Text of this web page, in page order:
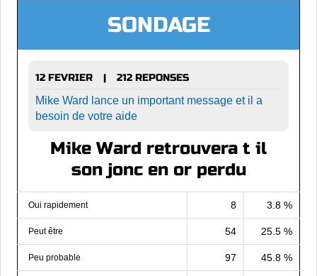
SONDAGE
12 FEVRIER |
212 REPONSES
Mike Ward lance un important message et il a
besoin de votre aide
Mike Ward retrouvera t il
son jonc en or perdu
Oui rapidement 8 3.8 %
Peut être 54 25.5 %
Peu probable 97 45.8 %